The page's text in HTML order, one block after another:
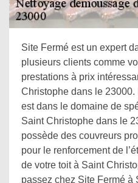
Site Fermé est un expert
plusieurs clients comme
prestations à prix
Christophe dans le
est dans le domaine de
Saint Christophe dans le
possède des couvreurs
pour le renforcement de
de votre toit à Saint
passez chez Site Fermé à